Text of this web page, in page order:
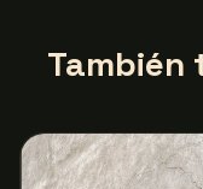
También